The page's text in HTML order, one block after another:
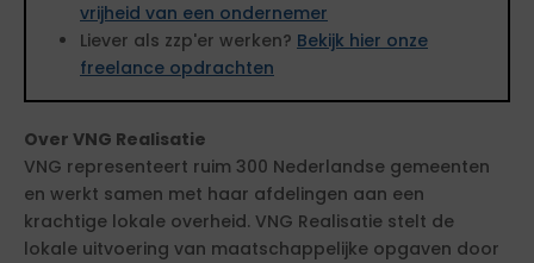
vrijheid van een ondernemer
Liever als zzp'er werken? Bekijk hier onze
freelance opdrachten
Over VNG Realisatie
VNG representeert ruim 300 Nederlandse gemeenten
en werkt samen met haar afdelingen aan een
krachtige lokale overheid. VNG Realisatie stelt de
lokale uitvoering van maatschappelijke opgaven door